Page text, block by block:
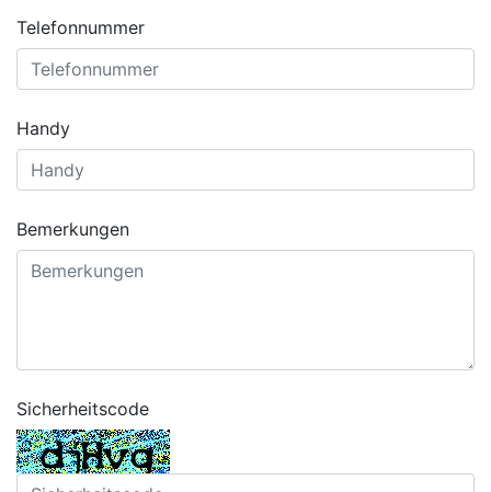
Telefonnummer
Handy
Bemerkungen
Sicherheitscode